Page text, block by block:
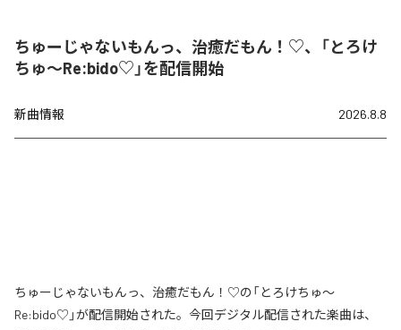
ちゅーじゃないもんっ、治癒だもん！♡、「とろけ
ちゅ〜Re:bido♡」を配信開始
新曲情報 2026.8.8
ちゅーじゃないもんっ、治癒だもん！♡の「とろけちゅ〜
Re:bido♡」が配信開始された。今回デジタル配信された楽曲は、